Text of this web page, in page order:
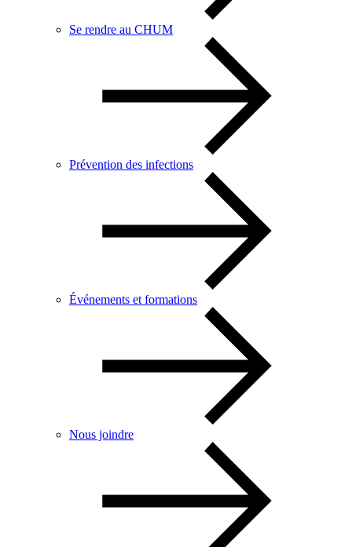
Se rendre au CHUM
Prévention des infections
Événements et formations
Nous joindre